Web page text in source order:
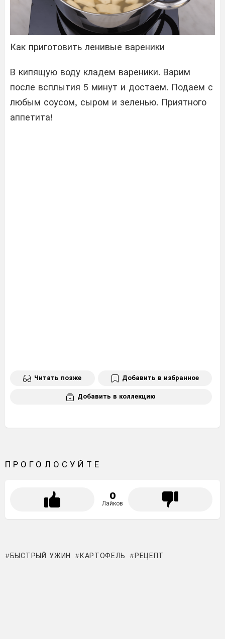
Как приготовить ленивые вареники
В кипящую воду кладем вареники. Варим
после всплытия 5 минут и достаем. Подаем с
любым соусом, сыром и зеленью. Приятного
аппетита!
Читать позже Добавить в избранное
Добавить в коллекцию
ПРОГОЛОСУЙТЕ
0
Лайков
БЫСТРЫЙ УЖИН КАРТОФЕЛЬ РЕЦЕПТ